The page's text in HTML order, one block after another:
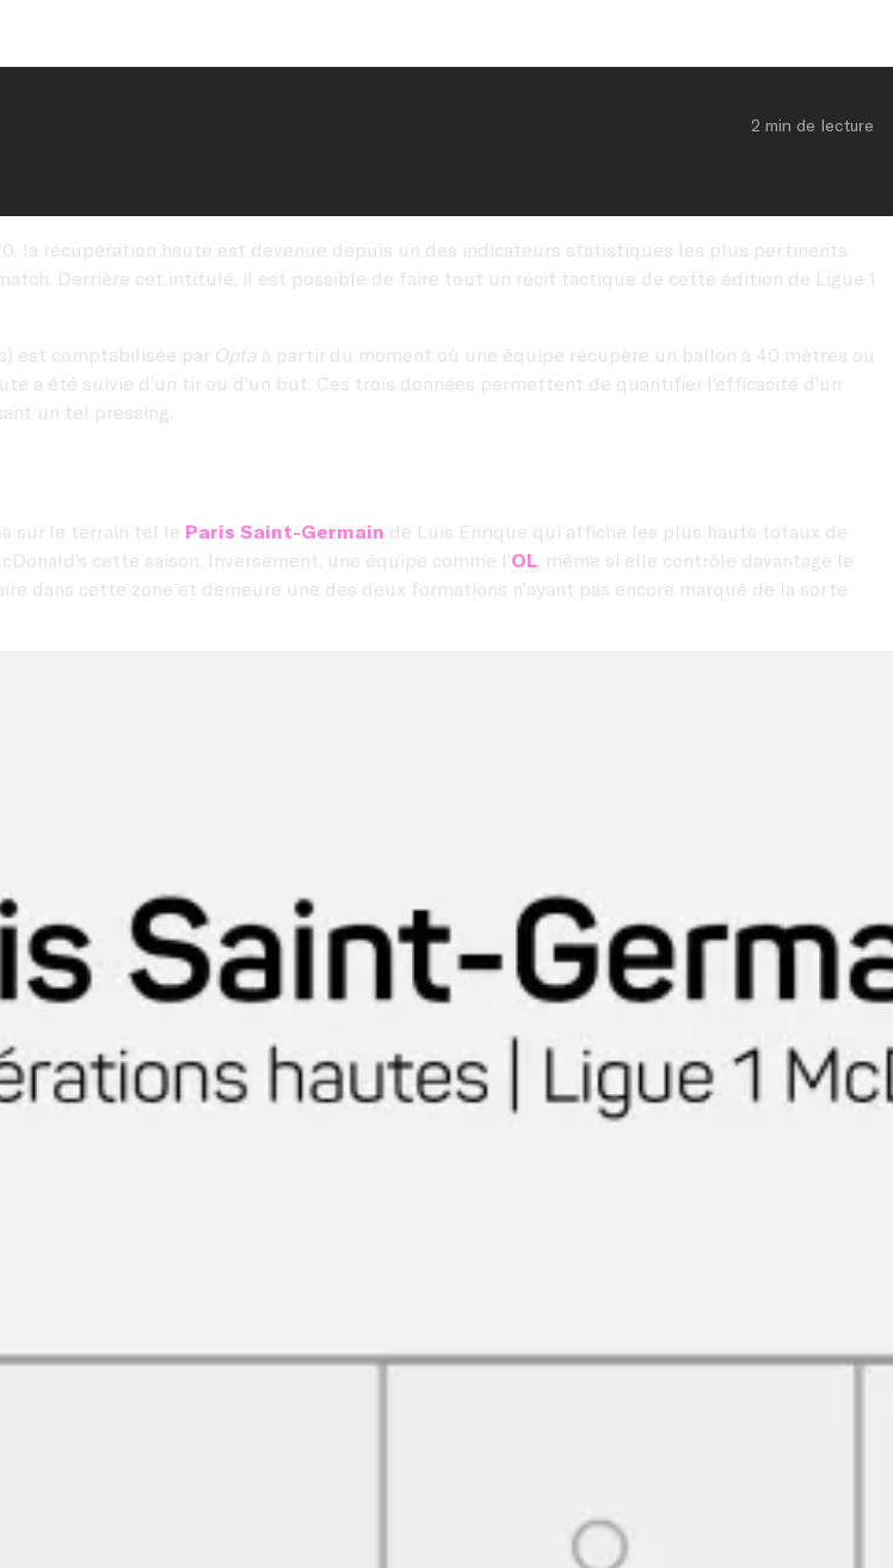
2 min de lecture
la récupération haute est devenue depuis un des indicateurs statistiques les plus pertinents
Derrière cet intitulé, il est possible de faire tout un récit tactique de cette édition de Ligue 1
est comptabilisée par Opta à partir du moment où une équipe récupère un ballon à 40 mètres ou
a été suivie d’un tir ou d’un but. Ces trois données permettent de quantifier l’efficacité d’un
un tel pressing.
sur le terrain tel le Paris Saint-Germain de Luis Enrique qui affiche les plus hauts totaux de
cette saison. Inversement, une équipe comme l’OL, même si elle contrôle davantage le
dans cette zone et demeure une des deux formations n’ayant pas encore marqué de la sorte